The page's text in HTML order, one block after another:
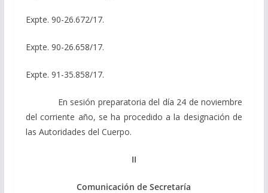
Expte. 90-26.672/17.
Expte. 90-26.658/17.
Expte. 91-35.858/17.
En sesión preparatoria del día 24 de noviembre
del corriente año, se ha procedido a la designación de
las Autoridades del Cuerpo.
II
Comunicación de Secretaría